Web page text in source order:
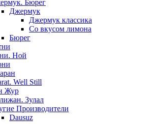
Бюрег
Джермук
Джермук классика
Со вкусом лимона
Бюрег
Ной
Well Still
Жур
Зулал
Производители
Dausuz